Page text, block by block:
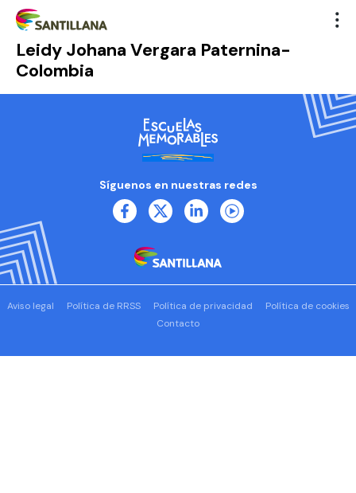
Leidy Johana Vergara Paternina-
Colombia
Síguenos en nuestras redes
Aviso legal Política de RRSS Política de privacidad
Política de cookies
Contacto